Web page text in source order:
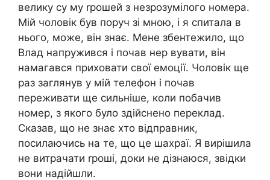
велику су му rрошей з незрозумілого номера.
Мій чоловік був поруч зі мною, і я спитала в
нього, може, він знає. Мене збентежило, що
Влад напружився і почав нер вувати, він
намагався приховати свої емоції. Чоловік ще
раз заглянув у мій телефон і почав
переживати ще сильніше, коли побачив
номер, з якого було здійснено переклад.
Сказав, що не знає хто відправник,
посилаючись на те, що це шахраї. Я вирішила
не витрачати rроші, доки не дізнаюся, звідки
вони надійшли.